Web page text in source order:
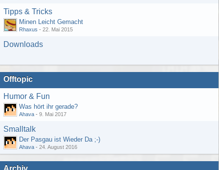
Tipps & Tricks
Minen Leicht Gemacht
Rhaxus - 22. Mai 2015
Downloads
Offtopic
Humor & Fun
Was hört ihr gerade?
Ahava - 9. Mai 2017
Smalltalk
Der Pasgau ist Wieder Da ;-)
Ahava - 24. August 2016
Archiv